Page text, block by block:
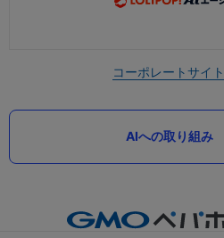
コーポレートサイト
AIへの取り組み